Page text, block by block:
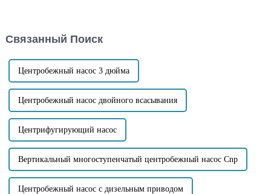
канализационных насосов.
Связанный Поиск
Центробежный насос 3 дюйма
Центробежный насос двойного всасывания
Центрифугирующий насос
Вертикальный многоступенчатый центробежный насос Cnp
Центробежный насос с дизельным приводом